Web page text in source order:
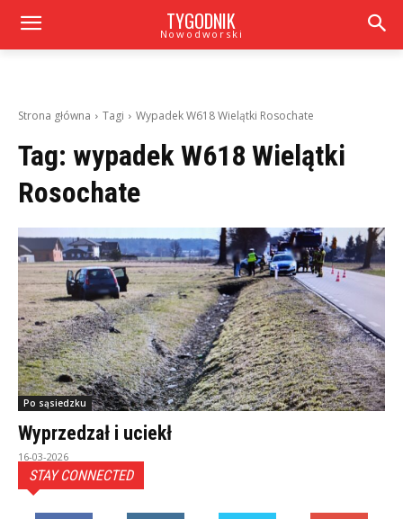
TYGODNIK
Nowodworski
Strona główna Tagi Wypadek W618 Wielątki Rosochate
Tag: wypadek W618 Wielątki
Rosochate
Po sąsiedzku
Wyprzedzał i uciekł
16-03-2026
STAY CONNECTED